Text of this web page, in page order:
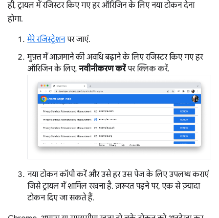
ही, ट्रायल में रजिस्टर किए गए हर ऑरिजिन के लिए नया टोकन देना
होगा.
मेरे रजिस्ट्रेशनपर जाएं.
मुफ़्त में आज़माने की अवधि बढ़ाने के लिए रजिस्टर किए गए हर
ऑरिजिन के लिए, नवीनीकरण करेंपर क्लिक करें.
नया टोकन कॉपी करें और उसे हर उस पेज के लिए उपलब्ध कराएं
जिसे ट्रायल में शामिल रखना है. ज़रूरत पड़ने पर, एक से ज़्यादा
टोकन दिए जा सकते हैं.